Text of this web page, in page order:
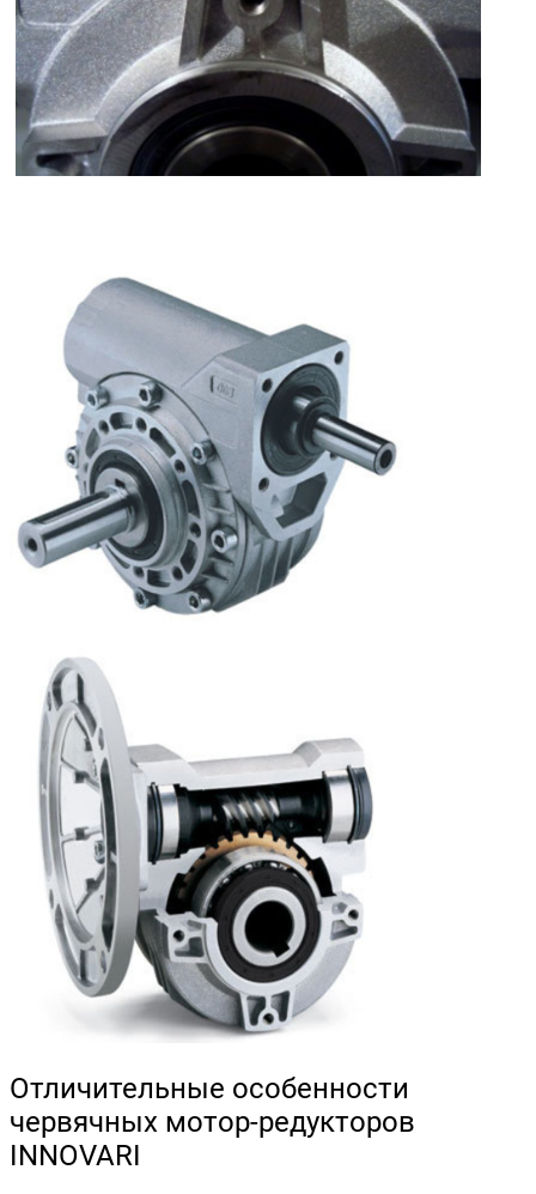
Отличительные особенности
червячных мотор-редукторов
INNOVARI